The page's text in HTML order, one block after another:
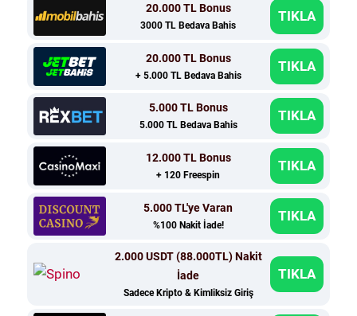
20.000 TL Bonus
3000 TL Bedava Bahis
TIKLA
20.000 TL Bonus
+ 5.000 TL Bedava Bahis
TIKLA
5.000 TL Bonus
5.000 TL Bedava Bahis
TIKLA
12.000 TL Bonus
+ 120 Freespin
TIKLA
5.000 TL'ye Varan
%100 Nakit İade!
TIKLA
2.000 USDT (88.000TL) Nakit
İade
Sadece Kripto & Kimliksiz Giriş
TIKLA